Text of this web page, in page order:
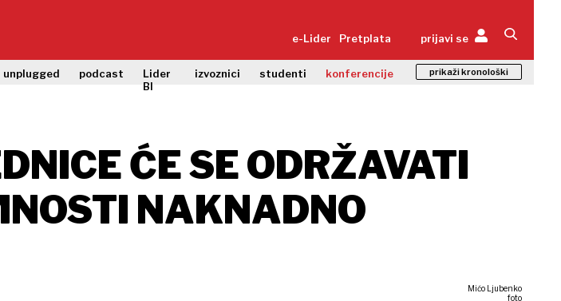
e-Lider Pretplata prijavi se
unplugged podcast
Lider
BI
izvoznici studenti konferencije prikaži kronološki
ĆE SE ODRŽAVATI
NAKNADNO
Mićo Ljubenko
foto